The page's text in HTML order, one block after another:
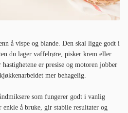
å vispe og blande. Den skal ligge godt i
du lager vaffelrøre, pisker krem eller
er presise og motoren jobber
mer behagelig.
som fungerer godt i vanlig
å bruke, gir stabile resultater og